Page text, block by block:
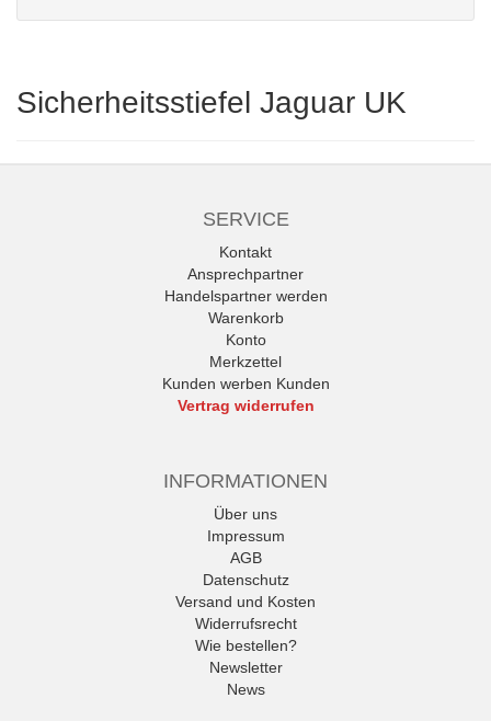
Sicherheitsstiefel Jaguar UK
SERVICE
Kontakt
Ansprechpartner
Handelspartner werden
Warenkorb
Konto
Merkzettel
Kunden werben Kunden
Vertrag widerrufen
INFORMATIONEN
Über uns
Impressum
AGB
Datenschutz
Versand und Kosten
Widerrufsrecht
Wie bestellen?
Newsletter
News